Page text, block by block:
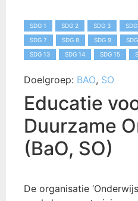
SDG 1 SDG 2 SDG 3
SDG 7
SDG 8 SDG 9
SDG 13
SDG 14 SDG 15
Doelgroep: BAO, SO
Educatie
Duurzame
(BaO, SO)
De organisatie